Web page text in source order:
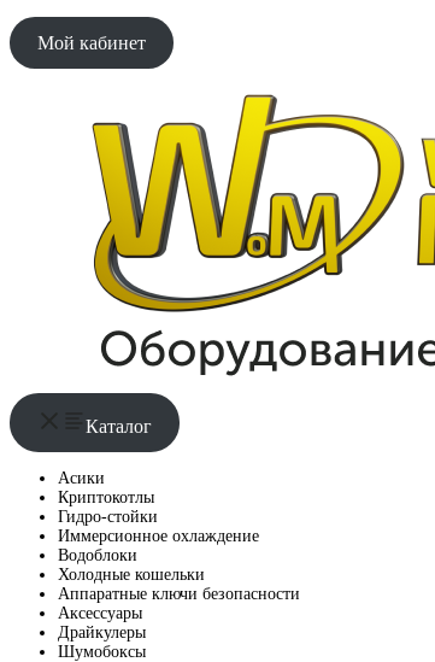
Мой кабинет
Каталог
Асики
Криптокотлы
Гидро-стойки
Иммерсионное охлаждение
Водоблоки
Холодные кошельки
Аппаратные ключи безопасности
Аксессуары
Драйкулеры
Шумобоксы